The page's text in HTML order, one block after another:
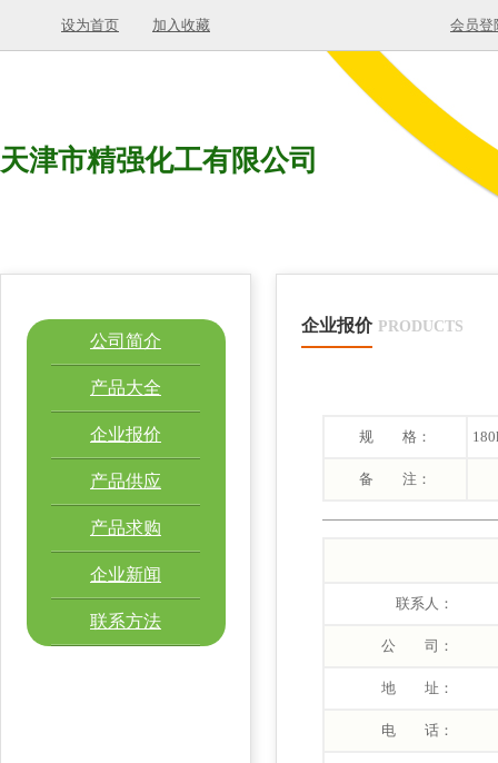
设为首页 加入收藏 会员登
天津市精强化工有限公司
公司简介
产品大全
企业报价
产品供应
产品求购
企业新闻
联系方法
企业报价 PRODUCTS
规 格：
备 注：
联系人：
公 司：
地 址：
电 话：